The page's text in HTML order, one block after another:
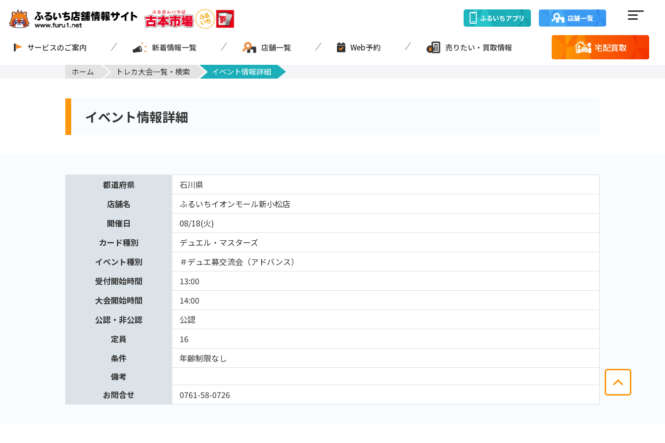
ふるいちアプリ 店舗一覧
サービスのご案内 新着情報一覧 店舗一覧 Web予約 売りたい・買取情報 宅配買取
ホーム トレカ大会一覧・検索 イベント情報詳細
イベント情報詳細
都道府県
石川県
店舗名
ふるいちイオンモール新小松店
開催日
08/18(火)
カード種別
デュエル・マスターズ
イベント種別
＃デュエ募交流会（アドバンス）
受付開始時間
13:00
大会開始時間
14:00
公認・非公認
公認
定員
16
条件
年齢制限なし
備考
お問合せ
0761-58-0726